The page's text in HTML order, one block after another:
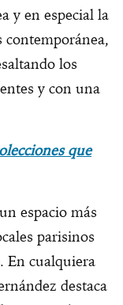
y en especial la
contemporánea,
los
y con una
que
espacio más
parisinos
En cualquiera
destaca